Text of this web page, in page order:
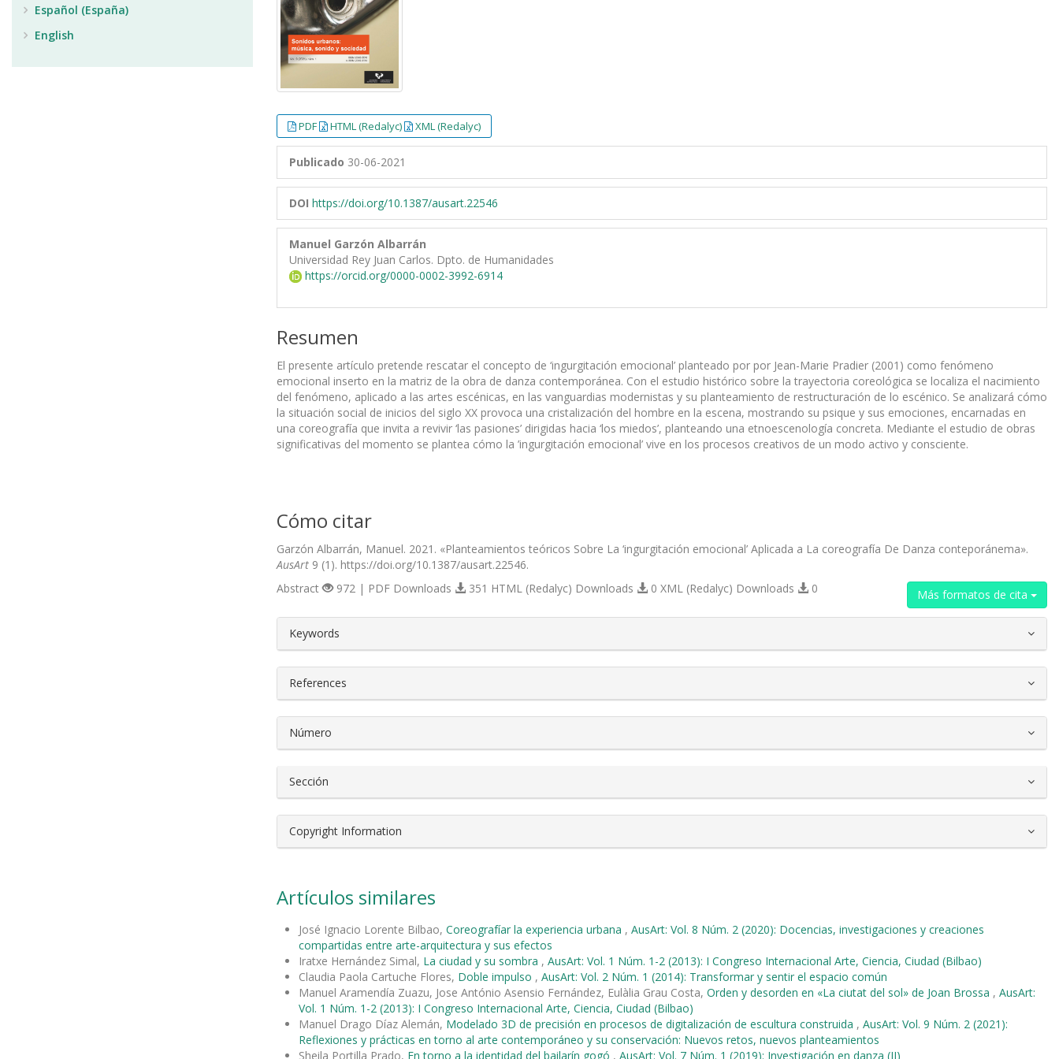
PDF HTML (Redalyc) XML (Redalyc)
Publicado 30-06-2021
DOI https://doi.org/10.1387/ausart.22546
Manuel Garzón Albarrán
Universidad Rey Juan Carlos. Dpto. de Humanidades
https://orcid.org/0000-0002-3992-6914
Resumen
El presente artículo pretende rescatar el concepto de ‘ingurgitación emocional’ planteado por por Jean-Marie Pradier (2001) como fenómeno
emocional inserto en la matriz de la obra de danza contemporánea. Con el estudio histórico sobre la trayectoria coreológica se localiza el nacimiento
del fenómeno, aplicado a las artes escénicas, en las vanguardias modernistas y su planteamiento de restructuración de lo escénico. Se analizará cómo
la situación social de inicios del siglo XX provoca una cristalización del hombre en la escena, mostrando su psique y sus emociones, encarnadas en
una coreografía que invita a revivir ‘las pasiones’ dirigidas hacia ‘los miedos’, planteando una etnoescenología concreta. Mediante el estudio de obras
significativas del momento se plantea cómo la ’ingurgitación emocional’ vive en los procesos creativos de un modo activo y consciente.
Cómo citar
Garzón Albarrán, Manuel. 2021. «Planteamientos teóricos Sobre La ‘ingurgitación emocional’ Aplicada a La coreografía De Danza conteporánema».
AusArt 9 (1). https://doi.org/10.1387/ausart.22546.
Más formatos de cita
Abstract 972 | PDF Downloads 351 HTML (Redalyc) Downloads 0 XML (Redalyc) Downloads 0
##plugins.themes.bootstrap3.article.details##
Keywords
References
Número
Sección
Copyright Information
Artículos similares
José Ignacio Lorente Bilbao, Coreografíar la experiencia urbana , AusArt: Vol. 8 Núm. 2 (2020): Docencias, investigaciones y creaciones
compartidas entre arte-arquitectura y sus efectos
Iratxe Hernández Simal, La ciudad y su sombra , AusArt: Vol. 1 Núm. 1-2 (2013): I Congreso Internacional Arte, Ciencia, Ciudad (Bilbao)
Claudia Paola Cartuche Flores, Doble impulso , AusArt: Vol. 2 Núm. 1 (2014): Transformar y sentir el espacio común
Manuel Aramendía Zuazu, Jose António Asensio Fernández, Eulàlia Grau Costa, Orden y desorden en «La ciutat del sol» de Joan Brossa , AusArt:
Vol. 1 Núm. 1-2 (2013): I Congreso Internacional Arte, Ciencia, Ciudad (Bilbao)
Manuel Drago Díaz Alemán, Modelado 3D de precisión en procesos de digitalización de escultura construida , AusArt: Vol. 9 Núm. 2 (2021):
Reflexiones y prácticas en torno al arte contemporáneo y su conservación: Nuevos retos, nuevos planteamientos
Sheila Portilla Prado, En torno a la identidad del bailarín gogó , AusArt: Vol. 7 Núm. 1 (2019): Investigación en danza (II)
Español (España)
English